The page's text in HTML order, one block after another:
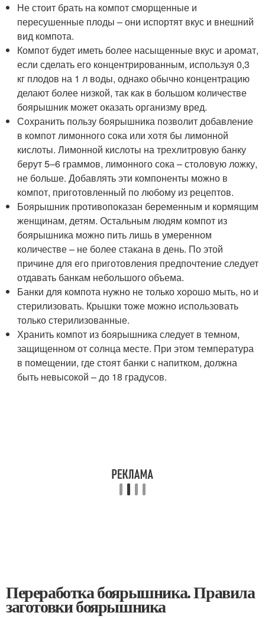
Не стоит брать на компот сморщенные и
пересушенные плоды – они испортят вкус и внешний
вид компота.
Компот будет иметь более насыщенные вкус и аромат,
если сделать его концентрированным, используя 0,3
кг плодов на 1 л воды, однако обычно концентрацию
делают более низкой, так как в большом количестве
боярышник может оказать организму вред.
Сохранить пользу боярышника позволит добавление
в компот лимонного сока или хотя бы лимонной
кислоты. Лимонной кислоты на трехлитровую банку
берут 5–6 граммов, лимонного сока – столовую ложку,
не больше. Добавлять эти компоненты можно в
компот, приготовленный по любому из рецептов.
Боярышник противопоказан беременным и кормящим
женщинам, детям. Остальным людям компот из
боярышника можно пить лишь в умеренном
количестве – не более стакана в день. По этой
причине для его приготовления предпочтение следует
отдавать банкам небольшого объема.
Банки для компота нужно не только хорошо мыть, но и
стерилизовать. Крышки тоже можно использовать
только стерилизованные.
Хранить компот из боярышника следует в темном,
защищенном от солнца месте. При этом температура
в помещении, где стоят банки с напитком, должна
быть невысокой – до 18 градусов.
Переработка боярышника. Правила
заготовки боярышника